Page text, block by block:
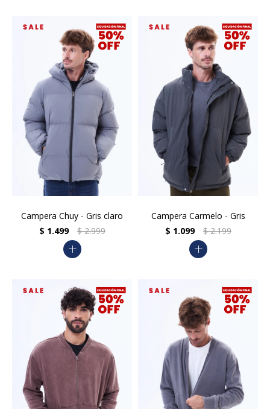
Campera Chuy - Gris claro
$ 1.499 $ 2.999
add
Campera Carmelo - Gris
$ 1.099 $ 2.199
add